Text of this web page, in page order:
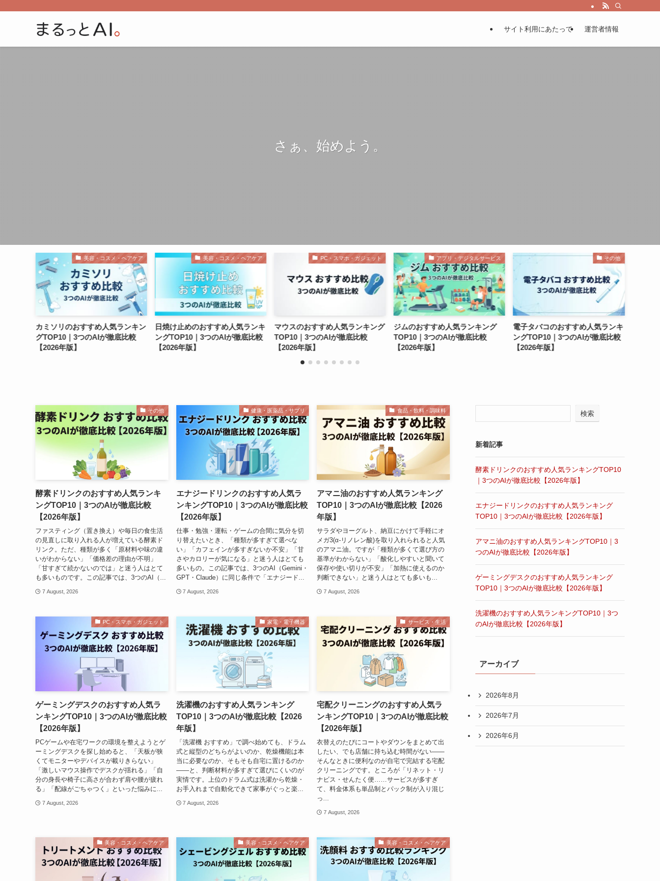
サイト利用にあたって 運営者情報
さぁ、始めよう。
美容・コスメ・ヘアケア
のおすすめ人気ランキン
｜3つのAIが徹底比較
美容・コスメ・ヘアケア
日焼け止めのおすすめ人気ランキ
ングTOP10｜3つのAIが徹底比較
PC・スマホ・ガジェット
マウスのおすすめ人気ランキング
TOP10｜3つのAIが徹底比較
アプリ・デジタルサービス
ジムのおすすめ人気ランキング
TOP10｜3つのAIが徹底比較
その他
電子タバコのおすすめ人気ランキ
ングTOP10｜3つのAIが徹底比較
ビタミン剤のおすすめ人
ングTOP10｜3つのAIが徹
その他
酵素ドリンクのおすすめ人気ランキ
ングTOP10｜3つのAIが徹底比較
【2026年版】
ファスティング（置き換え）や毎日の食生活
の見直しに取り入れる人が増えている酵素ド
リンク。ただ、種類が多く「原材料や味の違
いがわからない」「価格差の理由が不明」
「甘すぎて続かないのでは」と迷う人はとて
も多いものです。この記事では、3つのAI（...
7 August, 2026
健康・医薬品・サプリ
エナジードリンクのおすすめ人気ラ
ンキングTOP10｜3つのAIが徹底比較
【2026年版】
仕事・勉強・運転・ゲームの合間に気分を切
り替えたいとき、「種類が多すぎて選べな
い」「カフェインが多すぎないか不安」「甘
さやカロリーが気になる」と迷う人はとても
多いもの。この記事では、3つのAI（Gemini・
GPT・Claude）に同じ条件で「エナジード...
7 August, 2026
食品・飲料・調味料
アマニ油のおすすめ人気ランキング
TOP10｜3つのAIが徹底比較【2026
年版】
サラダやヨーグルト、納豆にかけて手軽にオ
メガ3(α-リノレン酸)を取り入れられると人気
のアマニ油。ですが「種類が多くて選び方の
基準がわからない」「酸化しやすいと聞いて
保存や使い切りが不安」「加熱に使えるのか
判断できない」と迷う人はとても多いも...
7 August, 2026
PC・スマホ・ガジェット
ゲーミングデスクのおすすめ人気ラ
ンキングTOP10｜3つのAIが徹底比較
【2026年版】
PCゲームや在宅ワークの環境を整えようとゲ
ーミングデスクを探し始めると、「天板が狭
くてモニターやデバイスが載りきらない」
「激しいマウス操作でデスクが揺れる」「自
分の身長や椅子に高さが合わず肩や腰が疲れ
る」「配線がごちゃつく」といった悩みに...
7 August, 2026
家電・電子機器
洗濯機のおすすめ人気ランキング
TOP10｜3つのAIが徹底比較【2026
年版】
「洗濯機 おすすめ」で調べ始めても、ドラム
式と縦型のどちらがよいのか、乾燥機能は本
当に必要なのか、そもそも自宅に置けるのか
——と、判断材料が多すぎて選びにくいのが
実情です。上位のドラム式は洗濯から乾燥・
お手入れまで自動化できて家事がぐっと楽...
7 August, 2026
サービス・生活
宅配クリーニングのおすすめ人気ラ
ンキングTOP10｜3つのAIが徹底比較
【2026年版】
衣替えのたびにコートやダウンをまとめて出
したい、でも店舗に持ち込む時間がない——
そんなときに便利なのが自宅で完結する宅配
クリーニングです。ところが「リネット・リ
ナビス・せんたく便……サービスが多すぎ
て、料金体系も単品制とパック制が入り混じ
っ...
7 August, 2026
美容・コスメ・ヘアケア 美容・コスメ・ヘアケア 美容・コスメ・ヘアケア
検索
新着記事
酵素ドリンクのおすすめ人気ランキングTOP10
｜3つのAIが徹底比較【2026年版】
エナジードリンクのおすすめ人気ランキング
TOP10｜3つのAIが徹底比較【2026年版】
アマニ油のおすすめ人気ランキングTOP10｜3
つのAIが徹底比較【2026年版】
ゲーミングデスクのおすすめ人気ランキング
TOP10｜3つのAIが徹底比較【2026年版】
洗濯機のおすすめ人気ランキングTOP10｜3つ
のAIが徹底比較【2026年版】
アーカイブ
2026年8月
2026年7月
2026年6月